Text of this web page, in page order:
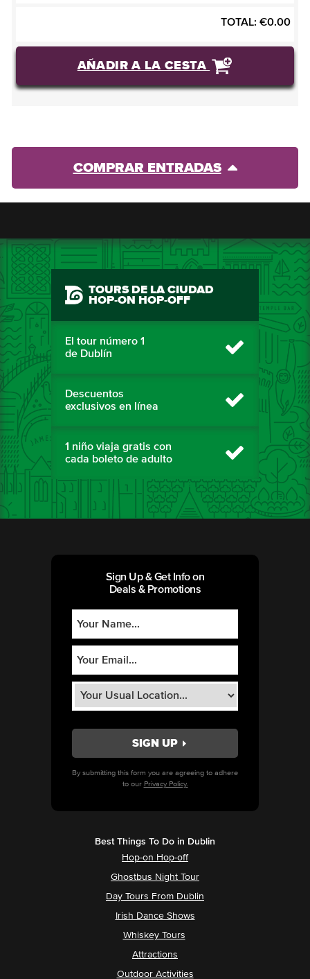
TOTAL: €0.00
AÑADIR A LA CESTA
COMPRAR ENTRADAS
TOURS DE LA CIUDAD
HOP-ON HOP-OFF
El tour número 1
de Dublín
Descuentos
exclusivos en línea
1 niño viaja gratis con
cada boleto de adulto
Sign Up & Get Info on
Deals & Promotions
By submitting this form you are agreeing to adhere
to our Privacy Policy.
Best Things To Do in Dublin
Hop-on Hop-off
Ghostbus Night Tour
Day Tours From Dublin
Irish Dance Shows
Whiskey Tours
Attractions
Outdoor Activities